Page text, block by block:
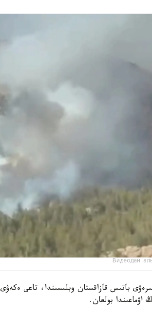
Видеодан
باتىس قازاقستان وبلىسىندا، تاعى
اۋماعىندا بولعان.